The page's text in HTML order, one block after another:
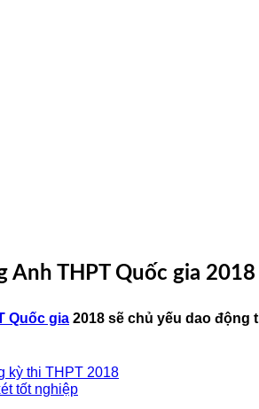
Anh THPT Quốc gia 2018
Quốc gia 2018 sẽ chủ yếu dao động
kỳ thi THPT 2018
tốt nghiệp